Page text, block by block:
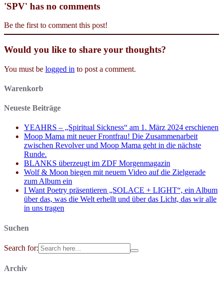
'SPV' has no comments
Be the first to comment this post!
Would you like to share your thoughts?
You must be logged in to post a comment.
Warenkorb
Neueste Beiträge
YEAHRS – „Spiritual Sickness“ am 1. März 2024 erschienen
Moop Mama mit neuer Frontfrau! Die Zusammenarbeit
zwischen Revolver und Moop Mama geht in die nächste
Runde.
BLANKS überzeugt im ZDF Morgenmagazin
Wolf & Moon biegen mit neuem Video auf die Zielgerade
zum Album ein
I Want Poetry präsentieren „SOLACE + LIGHT“, ein Album
über das, was die Welt erhellt und über das Licht, das wir alle
in uns tragen
Suchen
Search for:
Archiv